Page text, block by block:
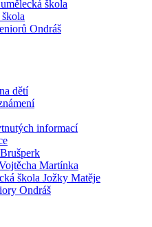
škola
Ondráš
dětí
informací
Martínka
škola Jožky Matěje
Ondráš